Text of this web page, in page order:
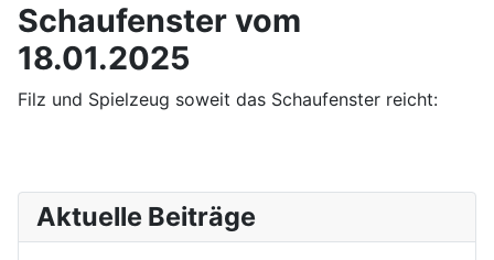
Schaufenster vom
18.01.2025
Filz und Spielzeug soweit das Schaufenster reicht:
Aktuelle Beiträge